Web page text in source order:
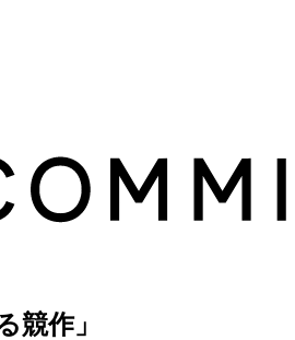
競作」